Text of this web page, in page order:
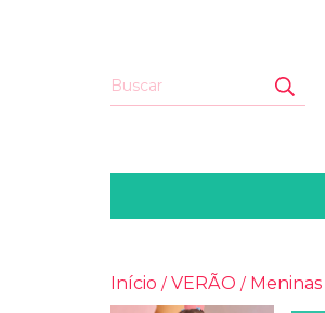
Início / VERÃO / Meninas